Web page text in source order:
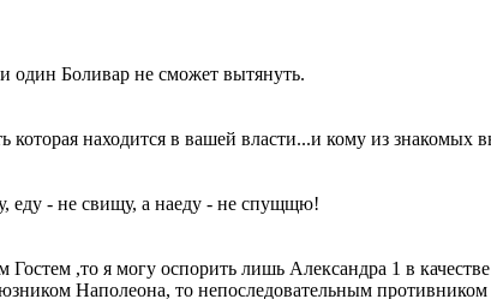
один Боливар не сможет вытянуть.
которая находится в вашей власти...и кому из знакомых
еду - не свищу, а наеду - не спущщю!
,то я могу оспорить лишь Александра 1 в
Наполеона, то непоследовательным